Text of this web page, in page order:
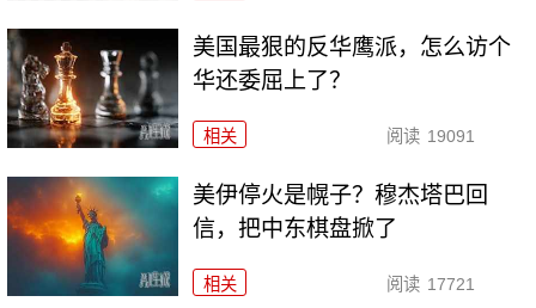
美国最狠的反华鹰派，怎么访个
华还委屈上了？
相关 阅读 19091
美伊停火是幌子？穆杰塔巴回
信，把中东棋盘掀了
相关 阅读 17721